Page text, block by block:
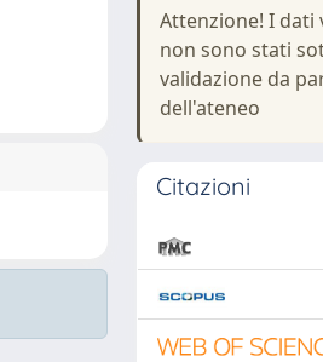
Attenzione! I dati
non sono stati
validazione da
dell'ateneo
Citazioni